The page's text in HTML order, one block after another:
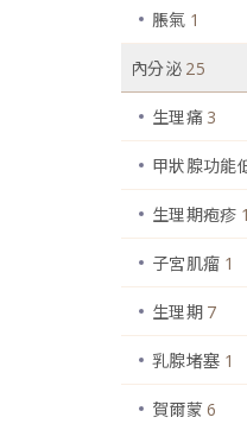
脹氣 1
內分泌 25
生理痛 3
甲狀腺功能
生理期疱疹 1
子宮肌瘤 1
生理期 7
乳腺堵塞 1
賀爾蒙6